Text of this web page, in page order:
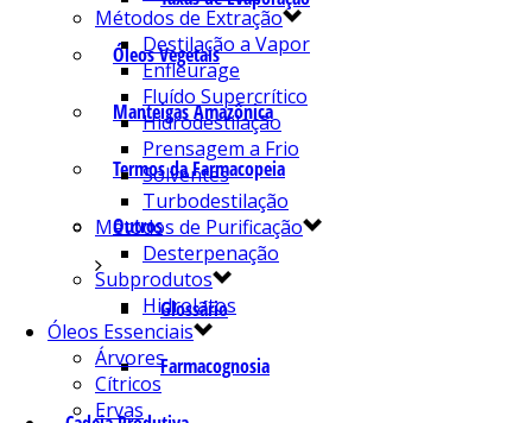
Óleos Vegetais
Manteigas Amazônica
Termos da Farmacopeia
Outros
Glossário
Farmacognosia
Métodos de Extração
Destilação a Vapor
Enfleurage
Fluído Supercrítico
Hidrodestilação
Prensagem a Frio
Solventes
Turbodestilação
Métodos de Purificação
Desterpenação
Subprodutos
Hidrolatos
Óleos Essenciais
Árvores
Cítricos
Ervas